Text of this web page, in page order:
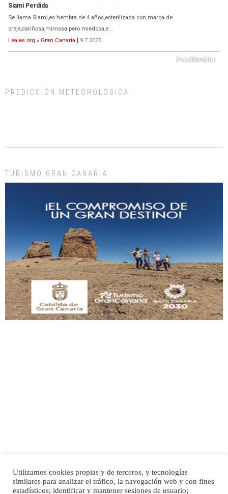
Siami Perdida
Se llama Siami,es hembra de 4 años,esterilizada con marca de
oreja,cariñosa,mimosa pero miedosa,e...
Leales.org » Gran Canaria | 9.7.2025
días, ella incluida...
Gato manso encontrado
Este gato macho ha aparecido en la calle hace menos de un mes, es muy
manso y extremadamente cari...
Leales.org » Gran Canaria | 9.7.2025
SHIBA PERDIDO AVDA JOSE MESA Y LOPEZ
PERRO MACHO RAZA SHIBA CON MICROCHIP PERDIDO HOY 06/07/2025 ZONA
PREDICCIÓN METEOROLÓGICA
TURISMO GRAN CANARIA
Utilizamos cookies propias y de terceros, y tecnologías
similares para analizar el tráfico, la navegación web y con fines
estadísticos; identificar y mantener sesiones de usuario;